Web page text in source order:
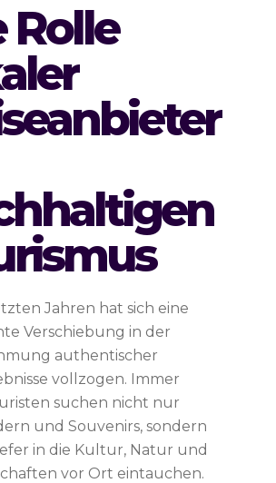
Rolle
Jahren hat sich eine
Verschiebung in der
authentischer
vollzogen. Immer
suchen nicht nur
und Souvenirs, sondern
in die Kultur, Natur und
vor Ort eintauchen.